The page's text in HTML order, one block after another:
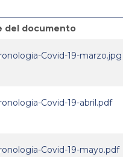
del documento
Covid-19-marzo.jpg
Covid-19-abril.pdf
Covid-19-mayo.pdf